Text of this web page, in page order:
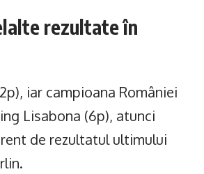
rezultate în
iar campioana României
Lisabona (6p), atunci
de rezultatul ultimului